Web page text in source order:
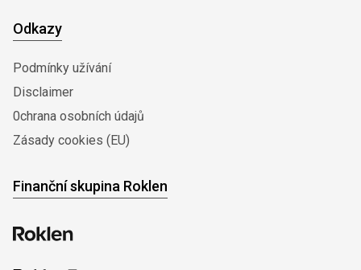
Odkazy
Podmínky užívání
Disclaimer
0chrana osobních údajů
Zásady cookies (EU)
Finanční skupina Roklen